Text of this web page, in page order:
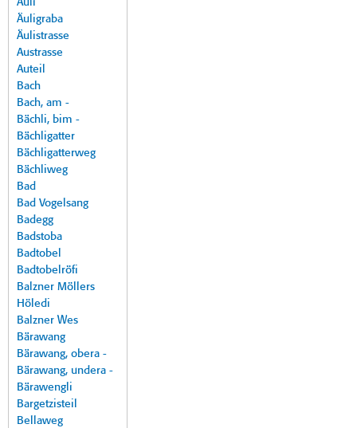
Äuli
Äuligraba
Äulistrasse
Austrasse
Auteil
Bach
Bach, am -
Bächli, bim -
Bächligatter
Bächligatterweg
Bächliweg
Bad
Bad Vogelsang
Badegg
Badstoba
Badtobel
Badtobelröfi
Balzner Möllers
Höledi
Balzner Wes
Bärawang
Bärawang, obera -
Bärawang, undera -
Bärawengli
Bargetzisteil
Bellaweg